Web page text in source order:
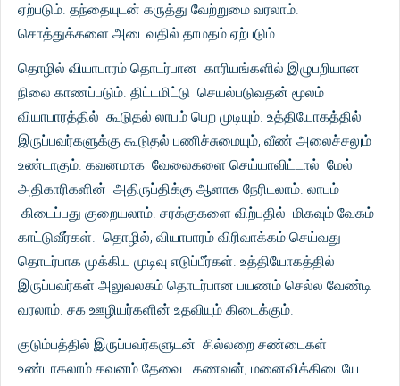
ஏற்படும். தந்தையுடன் கருத்து வேற்றுமை வரலாம்.
சொத்துக்களை அடைவதில் தாமதம் ஏற்படும்.
தொழில் வியாபாரம் தொடர்பான காரியங்களில் இழுபறியான
நிலை காணப்படும். திட்டமிட்டு செயல்படுவதன் மூலம்
வியாபாரத்தில் கூடுதல் லாபம் பெற முடியும். உத்தியோகத்தில்
இருப்பவர்களுக்கு கூடுதல் பணிச்சுமையும், வீண் அலைச்சலும்
உண்டாகும். கவனமாக வேலைகளை செய்யாவிட்டால் மேல்
அதிகாரிகளின் அதிருப்திக்கு ஆளாக நேரிடலாம். லாபம்
கிடைப்பது குறையலாம். சரக்குகளை விற்பதில் மிகவும் வேகம்
காட்டுவீர்கள். தொழில், வியாபாரம் விரிவாக்கம் செய்வது
தொடர்பாக முக்கிய முடிவு எடுப்பீர்கள். உத்தியோகத்தில்
இருப்பவர்கள் அலுவலகம் தொடர்பான பயணம் செல்ல வேண்டி
வரலாம். சக ஊழியர்களின் உதவியும் கிடைக்கும்.
குடும்பத்தில் இருப்பவர்களுடன் சில்லறை சண்டைகள்
உண்டாகலாம் கவனம் தேவை. கணவன், மனைவிக்கிடையே